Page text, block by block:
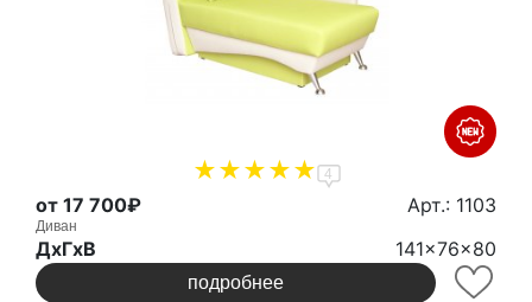
4
от 17 700₽ Арт.: 1103
Диван
ДxГxВ 141x76x80
подробнее